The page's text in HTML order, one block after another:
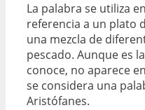
La palabra se utiliza
referencia a un plato
una mezcla de
pescado. Aunque es
conoce, no aparece
se considera una
Aristófanes.